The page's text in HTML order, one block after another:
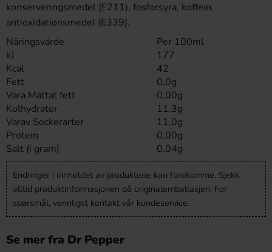
konserveringsmedel (E211), fosforsyra, koffein,
antioxidationsmedel (E339).
Näringsvärde
Per 100ml
kJ
177
Kcal
42
Fett
0,0g
Vara Mättat fett
0,00g
Kolhydrater
11,3g
Varav Sockerarter
11,0g
Protein
0,00g
Salt (i gram)
0,04g
Endringer i innholdet av produktene kan forekomme. Sjekk
alltid produktinformasjonen på originalemballasjen. For
spørsmål, vennligst kontakt vår kundeservice.
Se mer fra Dr Pepper